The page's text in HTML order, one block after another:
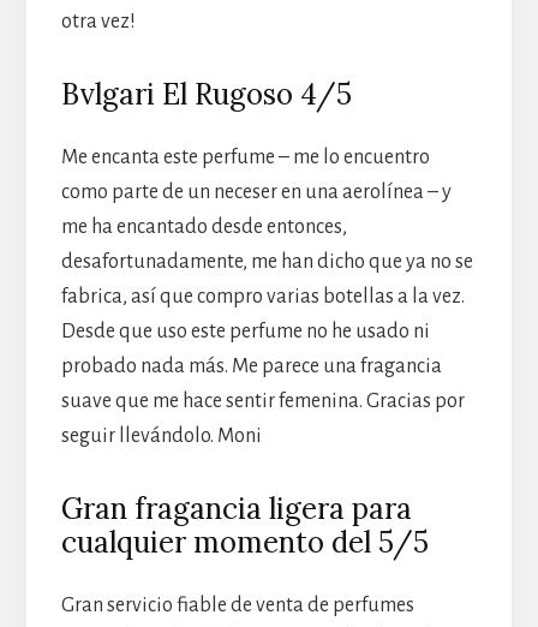
otra vez!
Bvlgari El Rugoso 4/5
Me encanta este perfume – me lo encuentro
como parte de un neceser en una aerolínea – y
me ha encantado desde entonces,
desafortunadamente, me han dicho que ya no se
fabrica, así que compro varias botellas a la vez.
Desde que uso este perfume no he usado ni
probado nada más. Me parece una fragancia
suave que me hace sentir femenina. Gracias por
seguir llevándolo. Moni
Gran fragancia ligera para
cualquier momento del 5/5
Gran servicio fiable de venta de perfumes